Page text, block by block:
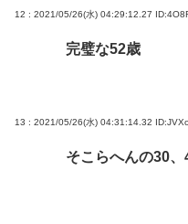
12 : 2021/05/26(水) 04:29:12.27
完璧な52歳
13 : 2021/05/26(水) 04:31:14.32
そこらへんの30